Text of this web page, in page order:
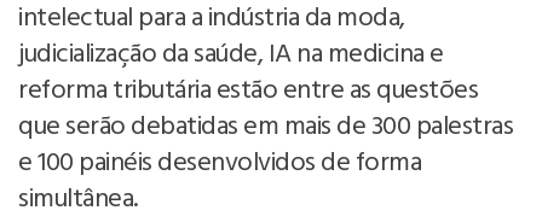
intelectual para a indústria da moda,
judicialização da saúde, IA na medicina e
reforma tributária estão entre as questões
que serão debatidas em mais de 300 palestras
e 100 painéis desenvolvidos de forma
simultânea.